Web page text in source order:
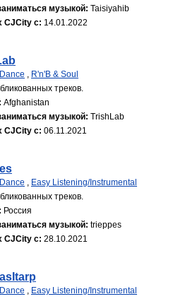
музыкой: Taisiyahib
CJCity с: 14.01.2022
Dance , R'n'B & Soul
треков.
Afghanistan
музыкой: TrishLab
CJCity с: 06.11.2021
Dance , Easy Listening/Instrumental
треков.
Россия
музыкой: trieppes
CJCity с: 28.10.2021
Dance , Easy Listening/Instrumental